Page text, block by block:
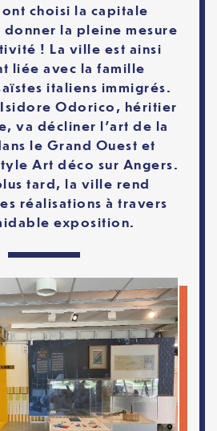
choisi la capitale
la pleine mesure
! La ville est ainsi
liée avec la famille
italiens immigrés.
Isidore Odorico, héritier
va décliner l’art de la
le Grand Ouest et
Art déco sur Angers.
tard, la ville rend
réalisations à travers
exposition.